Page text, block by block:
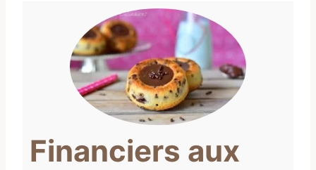
Financiers aux